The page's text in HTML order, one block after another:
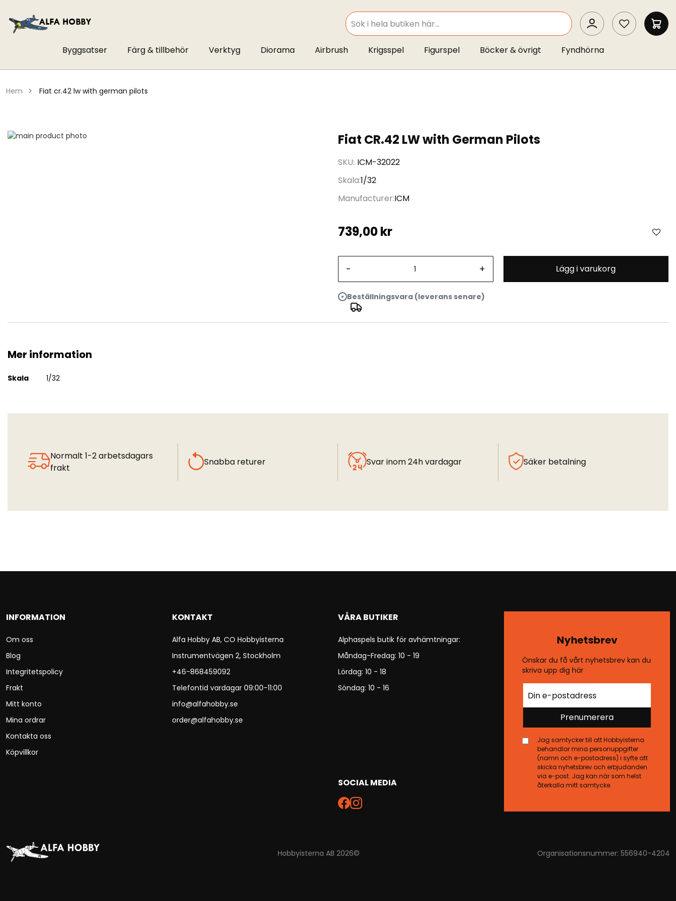
SEARCH
SEARCH
MIN
Byggsatser Färg & tillbehör Verktyg Diorama Airbrush Krigsspel Figurspel Böcker & övrigt Fyndhörna
hem fiat cr.42 lw with german pilots
Fiat CR.42 LW with German Pilots
SKU ICM-32022
Skala1/32
Manufacturer ICM
739,00 kr
- + Lägg i varukorg
Beställningsvara (leverans senare)
Hoppa
Mer information
Mer
Skala 1/32
Normalt 1-2 arbetsdagars
frakt
Snabba returer Svar inom 24h vardagar Säker betalning
INFORMATION
Om oss
Blog
Integritetspolicy
Frakt
Mitt konto
Mina ordrar
Kontakta oss
Köpvillkor
KONTAKT
Alfa Hobby AB, CO Hobbyisterna
Instrumentvägen 2, Stockholm
+46-868459092
Telefontid vardagar 09:00-11:00
info@alfahobby.se
order@alfahobby.se
VÅRA BUTIKER
Alphaspels butik för avhämtningar:
Måndag-Fredag: 10 - 19
Lördag: 10 - 18
Söndag: 10 - 16
SOCIAL MEDIA
Nyhetsbrev
Önskar du få vårt nyhetsbrev kan du
skriva upp dig här
Prenumerera
Jag samtycker till att Hobbyisterna
behandlar mina personuppgifter
(namn och e-postadress) i syfte att
skicka nyhetsbrev och erbjudanden
via e-post. Jag kan när som helst
återkalla mitt samtycke.
Hobbyisterna AB 2026© Organisationsnummer: 556940-4204